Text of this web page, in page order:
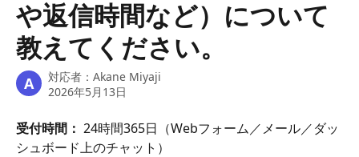
や返信時間など）について
教えてください。
A 対応者： Akane Miyaji
2026年5月13日
受付時間： 24時間365日（Webフォーム／メール／ダッ
シュボード上のチャット）